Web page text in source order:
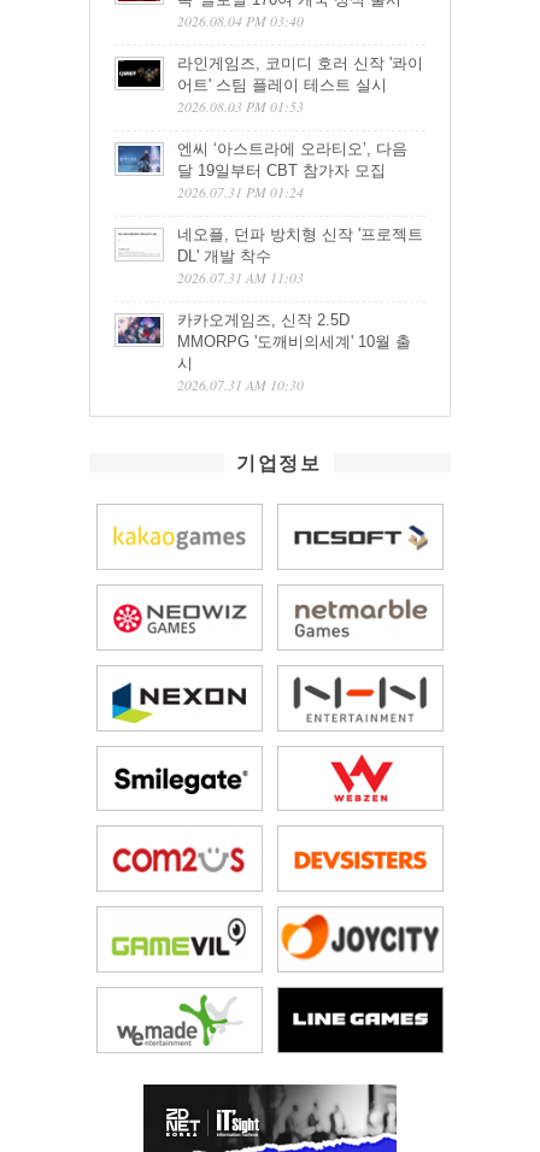
2026.08.04 PM 03:40
라인게임즈, 코미디 호러 신작 '콰이
어트' 스팀 플레이 테스트 실시
2026.08.03 PM 01:53
엔씨 ‘아스트라에 오라티오’, 다음
달 19일부터 CBT 참가자 모집
2026.07.31 PM 01:24
네오플, 던파 방치형 신작 '프로젝트
DL' 개발 착수
2026.07.31 AM 11:03
카카오게임즈, 신작 2.5D
MMORPG '도깨비의세계' 10월 출
시
2026.07.31 AM 10:30
기업정보